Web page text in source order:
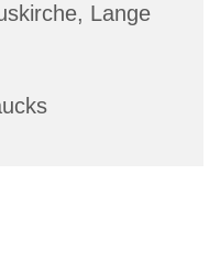
Lange